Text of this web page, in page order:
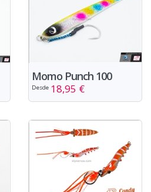
Momo Punch 100
Desde 18,95 €